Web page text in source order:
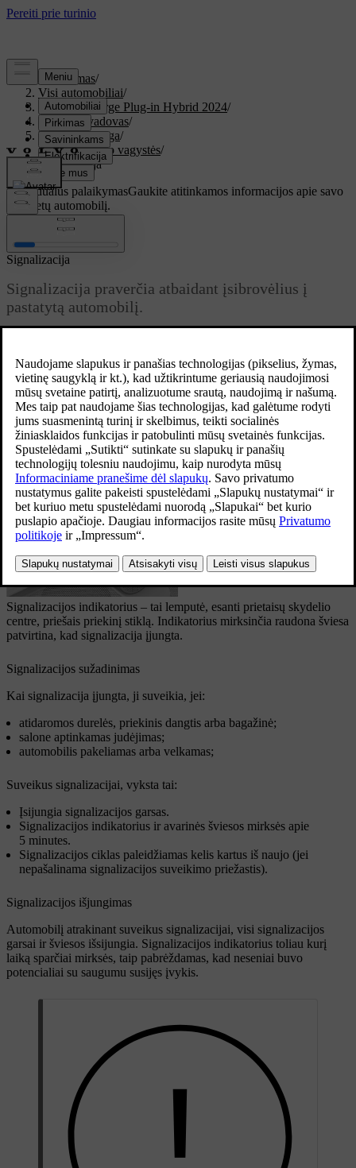
Palaikymas/
Visi automobiliai/
XC60 Recharge Plug-in Hybrid 2024/
Vartotojo vadovas/
Įlipimas ir sauga/
Apsauga nuo vagystės/
Signalizacija
Individualus palaikymasGaukite atitinkamos informacijos apie savo
konkretų automobilį.
Prisijungti
Signalizacija
Signalizacija praverčia atbaidant įsibrovėlius į
pastatytą automobilį.
išjungiama jį atrakinus standartiniu rakteliu arba rakteliu be
mygtukų.
Jei automobilį atrakinsite nuimamu rakto geležte, signalizacija
skambės tol, kol raktelį įstatysite į atsarginį raktelių skaitytuvą, esantį
tuneliniame valdymo pulte esančiame puodelių laikiklyje.
Signalizacijos indikatorius
Signalizacijos indikatorius – tai lemputė, esanti prietaisų skydelio
centre, priešais priekinį stiklą. Indikatorius mirksinčia raudona šviesa
patvirtina, kad signalizacija įjungta.
Signalizacijos sužadinimas
Kai signalizacija įjungta, ji suveikia, jei:
atidaromos durelės, priekinis dangtis arba bagažinė;
salone aptinkamas judėjimas;
automobilis pakeliamas arba velkamas;
Suveikus signalizacijai, vyksta tai:
Įsijungia signalizacijos garsas.
Signalizacijos indikatorius ir avarinės šviesos mirksės apie
5 minutes.
Signalizacijos ciklas paleidžiamas kelis kartus iš naujo (jei
nepašalinama signalizacijos suveikimo priežastis).
Signalizacijos išjungimas
Automobilį atrakinant suveikus signalizacijai, visi signalizacijos
garsai ir šviesos išsijungia. Signalizacijos indikatorius toliau kurį
laiką sparčiai mirksės, taip pabrėždamas, kad neseniai buvo
potencialiai su saugumu susijęs įvykis.